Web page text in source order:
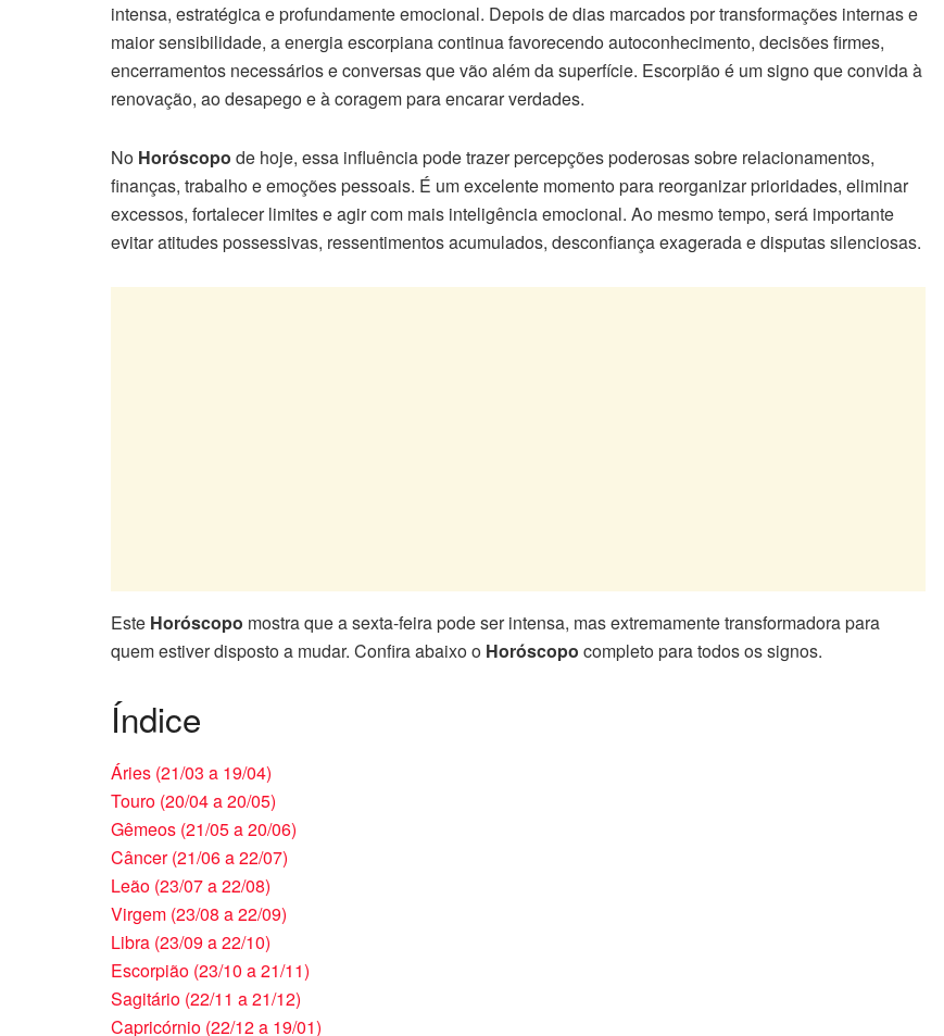
intensa, estratégica e profundamente emocional. Depois de dias marcados por transformações internas e
maior sensibilidade, a energia escorpiana continua favorecendo autoconhecimento, decisões firmes,
encerramentos necessários e conversas que vão além da superfície. Escorpião é um signo que convida à
renovação, ao desapego e à coragem para encarar verdades.
No Horóscopo de hoje, essa influência pode trazer percepções poderosas sobre relacionamentos,
finanças, trabalho e emoções pessoais. É um excelente momento para reorganizar prioridades, eliminar
excessos, fortalecer limites e agir com mais inteligência emocional. Ao mesmo tempo, será importante
evitar atitudes possessivas, ressentimentos acumulados, desconfiança exagerada e disputas silenciosas.
Este Horóscopo mostra que a sexta-feira pode ser intensa, mas extremamente transformadora para
quem estiver disposto a mudar. Confira abaixo o Horóscopo completo para todos os signos.
Índice
Áries (21/03 a 19/04)
Touro (20/04 a 20/05)
Gêmeos (21/05 a 20/06)
Câncer (21/06 a 22/07)
Leão (23/07 a 22/08)
Virgem (23/08 a 22/09)
Libra (23/09 a 22/10)
Escorpião (23/10 a 21/11)
Sagitário (22/11 a 21/12)
Capricórnio (22/12 a 19/01)